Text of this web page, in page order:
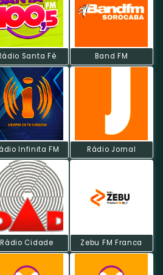
Santa Fé Band FM
Infinita FM Rádio Jornal
Rádio Cidade Zebu FM Franca